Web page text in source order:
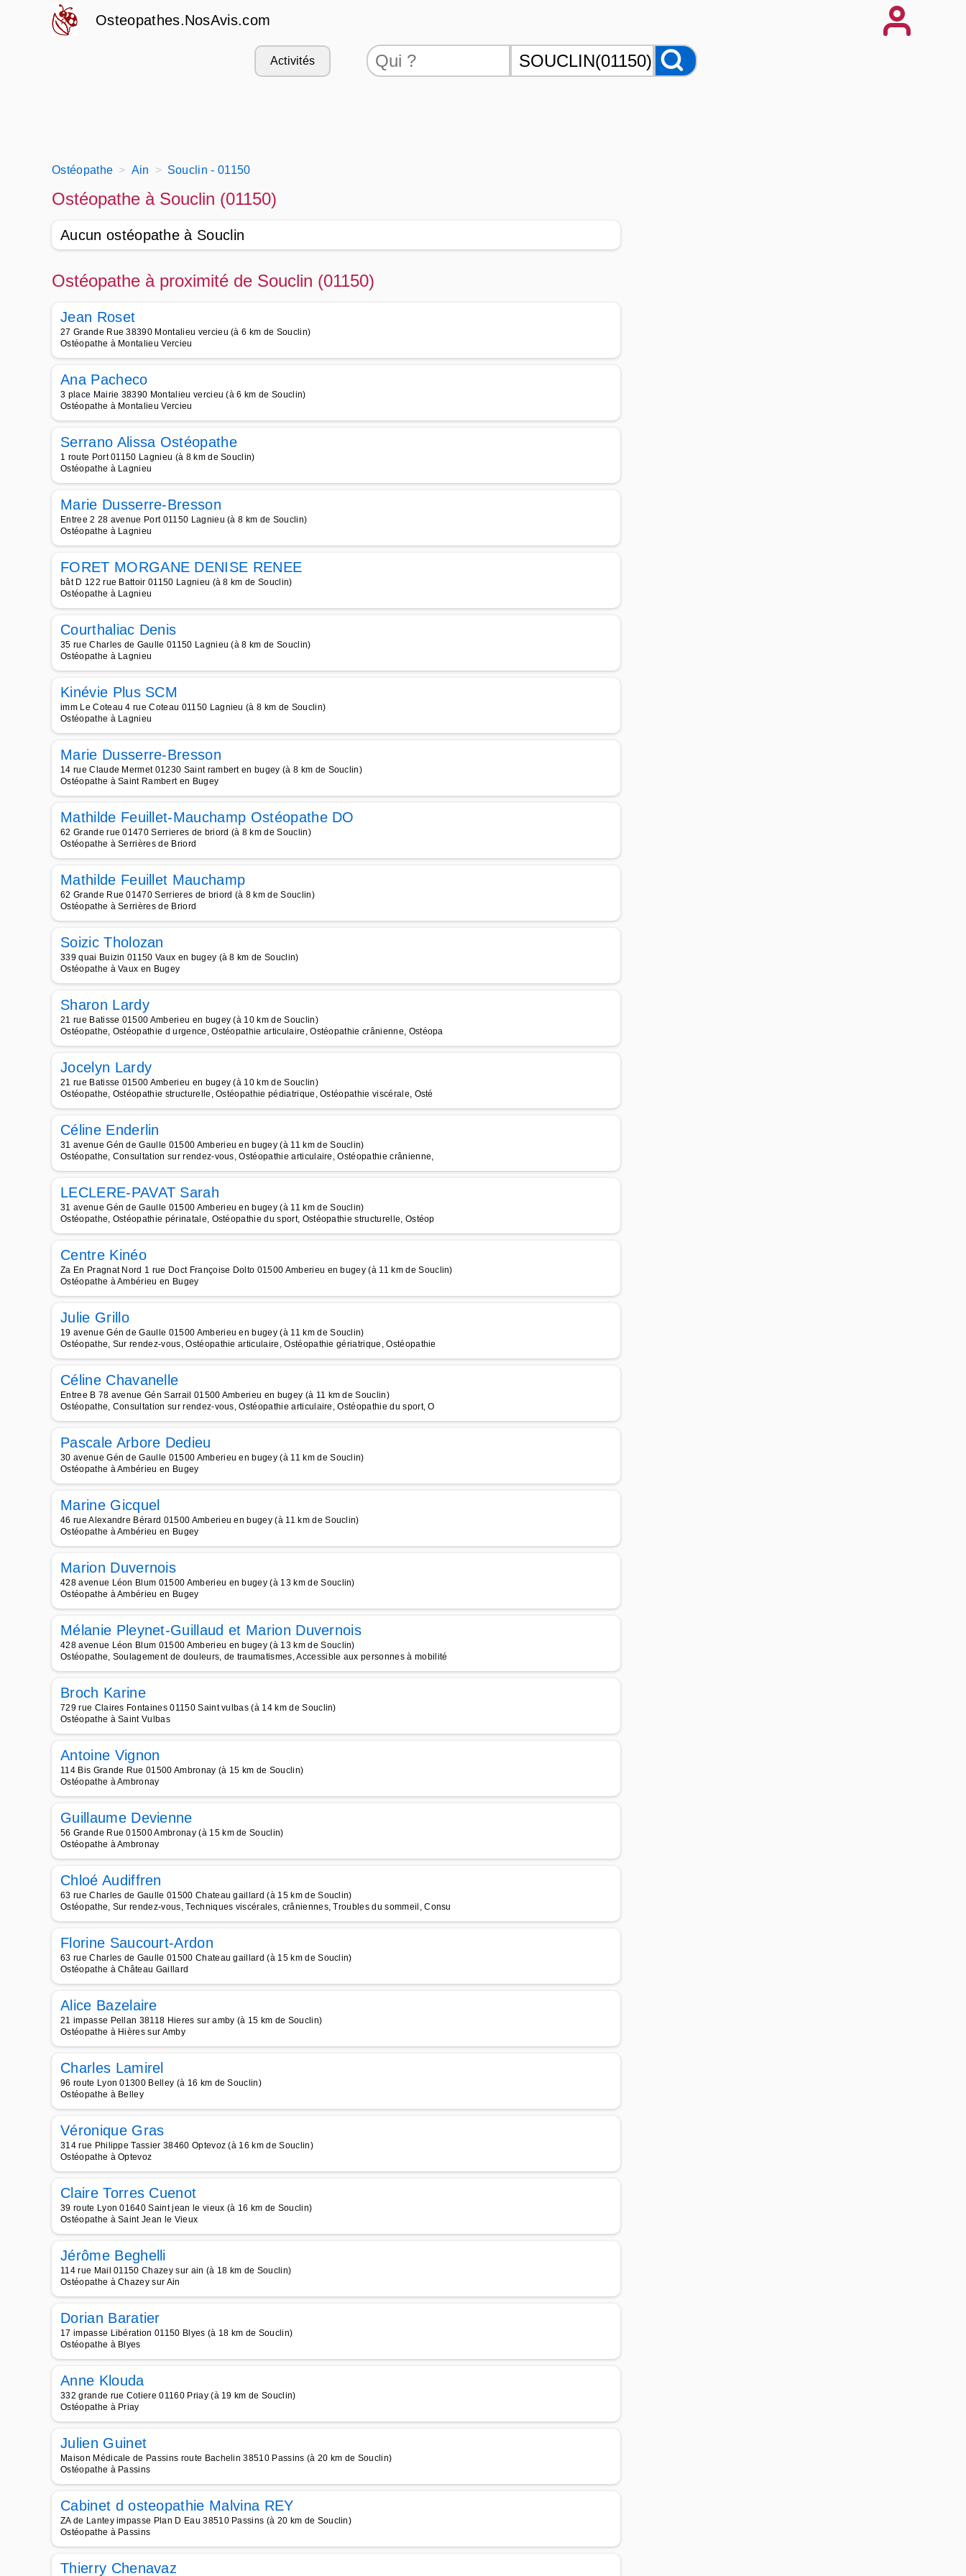
Osteopathes.NosAvis.com
Activités
Ostéopathe Ain Souclin - 01150
Ostéopathe à Souclin (01150)
Aucun ostéopathe à Souclin
Ostéopathe à proximité de Souclin (01150)
Jean Roset
27 Grande Rue 38390 Montalieu vercieu (à 6 km de Souclin)
Ostéopathe à Montalieu Vercieu
Ana Pacheco
3 place Mairie 38390 Montalieu vercieu (à 6 km de Souclin)
Ostéopathe à Montalieu Vercieu
Serrano Alissa Ostéopathe
1 route Port 01150 Lagnieu (à 8 km de Souclin)
Ostéopathe à Lagnieu
Marie Dusserre-Bresson
Entree 2 28 avenue Port 01150 Lagnieu (à 8 km de Souclin)
Ostéopathe à Lagnieu
FORET MORGANE DENISE RENEE
bât D 122 rue Battoir 01150 Lagnieu (à 8 km de Souclin)
Ostéopathe à Lagnieu
Courthaliac Denis
35 rue Charles de Gaulle 01150 Lagnieu (à 8 km de Souclin)
Ostéopathe à Lagnieu
Kinévie Plus SCM
imm Le Coteau 4 rue Coteau 01150 Lagnieu (à 8 km de Souclin)
Ostéopathe à Lagnieu
Marie Dusserre-Bresson
14 rue Claude Mermet 01230 Saint rambert en bugey (à 8 km de Souclin)
Ostéopathe à Saint Rambert en Bugey
Mathilde Feuillet-Mauchamp Ostéopathe DO
62 Grande rue 01470 Serrieres de briord (à 8 km de Souclin)
Ostéopathe à Serrières de Briord
Mathilde Feuillet Mauchamp
62 Grande Rue 01470 Serrieres de briord (à 8 km de Souclin)
Ostéopathe à Serrières de Briord
Soizic Tholozan
339 quai Buizin 01150 Vaux en bugey (à 8 km de Souclin)
Ostéopathe à Vaux en Bugey
Sharon Lardy
21 rue Batisse 01500 Amberieu en bugey (à 10 km de Souclin)
Ostéopathe, Ostéopathie d urgence, Ostéopathie articulaire, Ostéopathie crânienne, Ostéopa
Jocelyn Lardy
21 rue Batisse 01500 Amberieu en bugey (à 10 km de Souclin)
Ostéopathe, Ostéopathie structurelle, Ostéopathie pédiatrique, Ostéopathie viscérale, Osté
Céline Enderlin
31 avenue Gén de Gaulle 01500 Amberieu en bugey (à 11 km de Souclin)
Ostéopathe, Consultation sur rendez-vous, Ostéopathie articulaire, Ostéopathie crânienne,
LECLERE-PAVAT Sarah
31 avenue Gén de Gaulle 01500 Amberieu en bugey (à 11 km de Souclin)
Ostéopathe, Ostéopathie périnatale, Ostéopathie du sport, Ostéopathie structurelle, Ostéop
Centre Kinéo
Za En Pragnat Nord 1 rue Doct Françoise Dolto 01500 Amberieu en bugey (à 11 km de Souclin)
Ostéopathe à Ambérieu en Bugey
Julie Grillo
19 avenue Gén de Gaulle 01500 Amberieu en bugey (à 11 km de Souclin)
Ostéopathe, Sur rendez-vous, Ostéopathie articulaire, Ostéopathie gériatrique, Ostéopathie
Céline Chavanelle
Entree B 78 avenue Gén Sarrail 01500 Amberieu en bugey (à 11 km de Souclin)
Ostéopathe, Consultation sur rendez-vous, Ostéopathie articulaire, Ostéopathie du sport, O
Pascale Arbore Dedieu
30 avenue Gén de Gaulle 01500 Amberieu en bugey (à 11 km de Souclin)
Ostéopathe à Ambérieu en Bugey
Marine Gicquel
46 rue Alexandre Bérard 01500 Amberieu en bugey (à 11 km de Souclin)
Ostéopathe à Ambérieu en Bugey
Marion Duvernois
428 avenue Léon Blum 01500 Amberieu en bugey (à 13 km de Souclin)
Ostéopathe à Ambérieu en Bugey
Mélanie Pleynet-Guillaud et Marion Duvernois
428 avenue Léon Blum 01500 Amberieu en bugey (à 13 km de Souclin)
Ostéopathe, Soulagement de douleurs, de traumatismes, Accessible aux personnes à mobilité
Broch Karine
729 rue Claires Fontaines 01150 Saint vulbas (à 14 km de Souclin)
Ostéopathe à Saint Vulbas
Antoine Vignon
114 Bis Grande Rue 01500 Ambronay (à 15 km de Souclin)
Ostéopathe à Ambronay
Guillaume Devienne
56 Grande Rue 01500 Ambronay (à 15 km de Souclin)
Ostéopathe à Ambronay
Chloé Audiffren
63 rue Charles de Gaulle 01500 Chateau gaillard (à 15 km de Souclin)
Ostéopathe, Sur rendez-vous, Techniques viscérales, crâniennes, Troubles du sommeil, Consu
Florine Saucourt-Ardon
63 rue Charles de Gaulle 01500 Chateau gaillard (à 15 km de Souclin)
Ostéopathe à Château Gaillard
Alice Bazelaire
21 impasse Pellan 38118 Hieres sur amby (à 15 km de Souclin)
Ostéopathe à Hières sur Amby
Charles Lamirel
96 route Lyon 01300 Belley (à 16 km de Souclin)
Ostéopathe à Belley
Véronique Gras
314 rue Philippe Tassier 38460 Optevoz (à 16 km de Souclin)
Ostéopathe à Optevoz
Claire Torres Cuenot
39 route Lyon 01640 Saint jean le vieux (à 16 km de Souclin)
Ostéopathe à Saint Jean le Vieux
Jérôme Beghelli
114 rue Mail 01150 Chazey sur ain (à 18 km de Souclin)
Ostéopathe à Chazey sur Ain
Dorian Baratier
17 impasse Libération 01150 Blyes (à 18 km de Souclin)
Ostéopathe à Blyes
Anne Klouda
332 grande rue Cotiere 01160 Priay (à 19 km de Souclin)
Ostéopathe à Priay
Julien Guinet
Maison Médicale de Passins route Bachelin 38510 Passins (à 20 km de Souclin)
Ostéopathe à Passins
Cabinet d osteopathie Malvina REY
ZA de Lantey impasse Plan D Eau 38510 Passins (à 20 km de Souclin)
Ostéopathe à Passins
Thierry Chenavaz